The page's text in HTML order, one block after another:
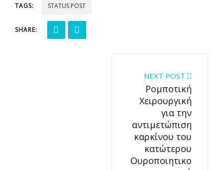
TAGS: STATUS POST
SHARE:
NEXT POST
Ρομποτική
Χειρουργική
για την
αντιμετώπιση
καρκίνου του
κατώτερου
Ουροποιητικο